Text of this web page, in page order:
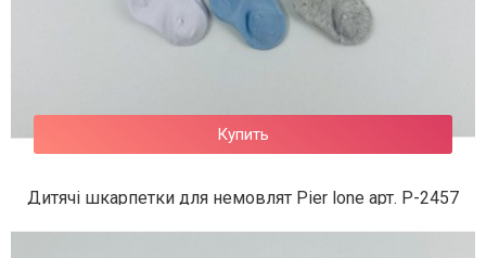
Купить
Дитячі шкарпетки для немовлят Pier lone арт. P-2457